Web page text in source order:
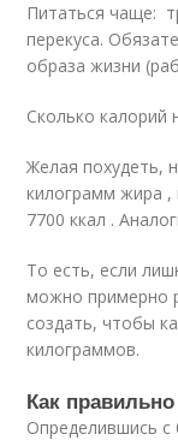
Питаться чаще:
перекуса.
образа жизни
Сколько калорий
Желая похудеть,
килограмм жира
7700 ккал .
То есть, если
можно примерно
создать, чтобы
килограммов.
Как правильно
Определившись